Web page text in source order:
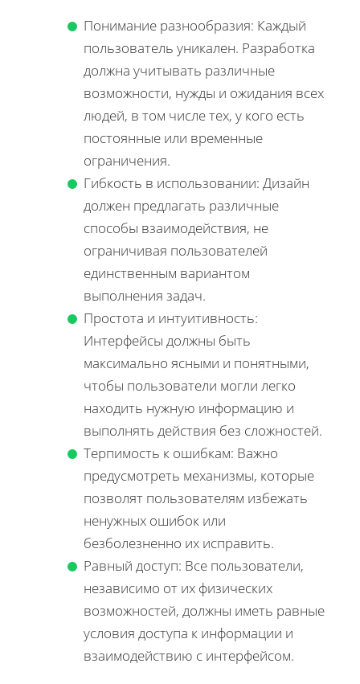
Понимание разнообразия: Каждый
пользователь уникален. Разработка
должна учитывать различные
возможности, нужды и ожидания всех
людей, в том числе тех, у кого есть
постоянные или временные
ограничения.
Гибкость в использовании: Дизайн
должен предлагать различные
способы взаимодействия, не
ограничивая пользователей
единственным вариантом
выполнения задач.
Простота и интуитивность:
Интерфейсы должны быть
максимально ясными и понятными,
чтобы пользователи могли легко
находить нужную информацию и
выполнять действия без сложностей.
Терпимость к ошибкам: Важно
предусмотреть механизмы, которые
позволят пользователям избежать
ненужных ошибок или
безболезненно их исправить.
Равный доступ: Все пользователи,
независимо от их физических
возможностей, должны иметь равные
условия доступа к информации и
взаимодействию с интерфейсом.